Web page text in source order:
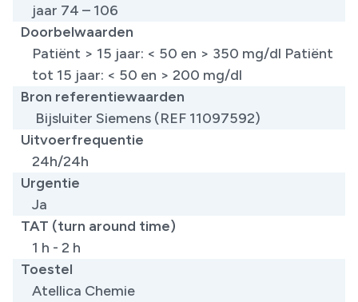
jaar 74 – 106
Doorbelwaarden
Patiënt > 15 jaar: < 50 en > 350 mg/dl Patiënt
tot 15 jaar: < 50 en > 200 mg/dl
Bron referentiewaarden
Bijsluiter Siemens (REF 11097592) ​
Uitvoerfrequentie
24h/24h
Urgentie
Ja
TAT (turn around time)
1 h - 2 h
Toestel
Atellica Chemie